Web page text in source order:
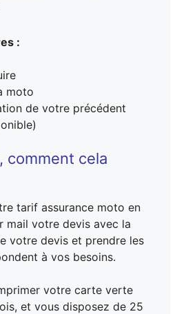
:
moto
de votre précédent
comment cela
tarif assurance moto en
mail votre devis avec la
votre devis et prendre les
à vos besoins.
votre carte verte
et vous disposez de 25